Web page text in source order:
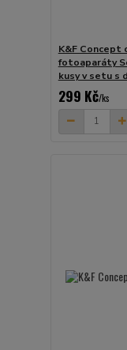
K&F Concept
fotoaparáty
kusy v setu s
299 Kč/ks